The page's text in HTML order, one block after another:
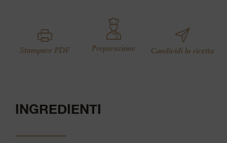
Stampare PDF Preparazione Condividi la ricetta
INGREDIENTI